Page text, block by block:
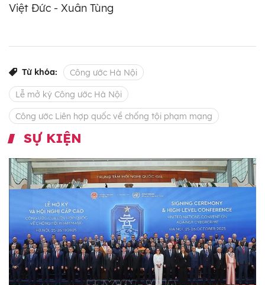
Việt Đức - Xuân Tùng
Từ khóa: Công ước Hà Nội
Lễ mở ký Công ước Hà Nội
Công ước Liên hợp quốc về chống tội phạm mạng
SỰ KIỆN